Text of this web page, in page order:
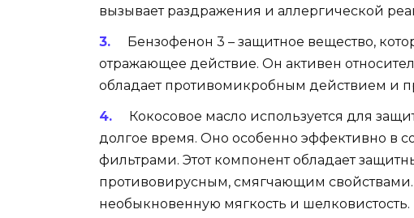
вызывает раздражения и аллергической
Бензофенон 3 – защитное вещество,
отражающее действие. Он активен
обладает противомикробным действием и
Кокосовое масло используется для
долгое время. Оно особенно эффективно в
фильтрами. Этот компонент обладает
противовирусным, смягчающим
необыкновенную мягкость и шелковистость.